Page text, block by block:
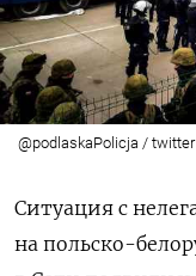
@podlaskaPolicja / twitter
Ситуация с
на польско-